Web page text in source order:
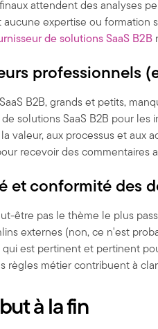
attendent des analyses
aucune expertise ou formation
de solutions SaaS B2B
professionnels
B2B, grands et petits,
solutions SaaS B2B pour
valeur, aux processus et aux
recevoir des commentaires
et conformité des
être pas le thème le plus
externes (non, ce n'est
qui est pertinent et pertinent
règles métier contribuent à
à la fin